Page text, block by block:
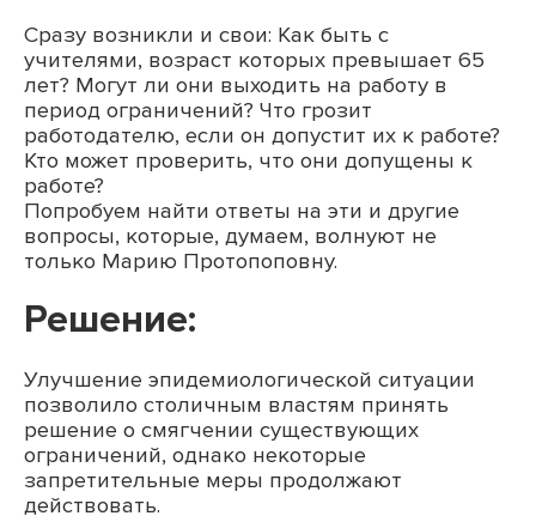
Сразу возникли и свои: Как быть с
учителями, возраст которых превышает 65
лет? Могут ли они выходить на работу в
период ограничений? Что грозит
работодателю, если он допустит их к работе?
Кто может проверить, что они допущены к
работе?
Попробуем найти ответы на эти и другие
вопросы, которые, думаем, волнуют не
только Марию Протопоповну.
Решение:
Улучшение эпидемиологической ситуации
позволило столичным властям принять
решение о смягчении существующих
ограничений, однако некоторые
запретительные меры продолжают
действовать.